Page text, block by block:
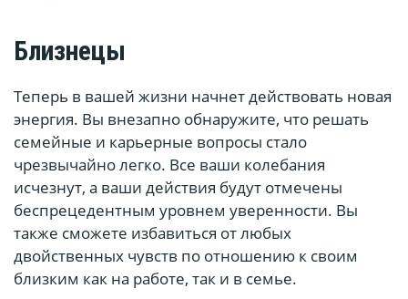
Близнецы
Теперь в вашей жизни начнет действовать новая
энергия. Вы внезапно обнаружите, что решать
семейные и карьерные вопросы стало
чрезвычайно легко. Все ваши колебания
исчезнут, а ваши действия будут отмечены
беспрецедентным уровнем уверенности. Вы
также сможете избавиться от любых
двойственных чувств по отношению к своим
близким как на работе, так и в семье.